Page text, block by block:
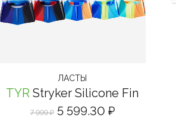
ЛАСТЫ
TYR Stryker Silicone Fin
7 999 ₽ 5 599.30 ₽